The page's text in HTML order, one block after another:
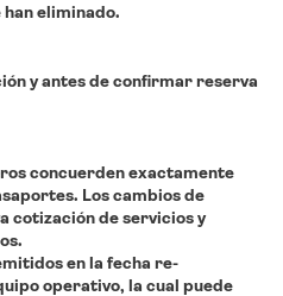
eliminado.
y antes de confirmar reserva
concuerden exactamente
Los cambios de
cotización de servicios y
en la fecha re-
operativo, la cual puede